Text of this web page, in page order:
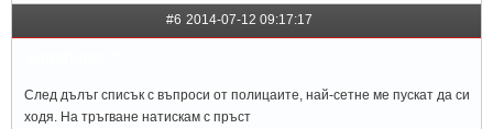
#6 2014-07-12 09:17:17
След дълъг списък с въпроси от полицаите, най-сетне ме пускат да си
ходя. На тръгване натискам с пръст